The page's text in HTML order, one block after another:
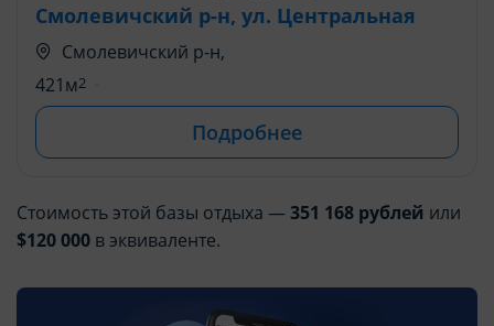
Смолевичский р-н, ул. Центральная
Смолевичский р-н,
421м2
Подробнее
Стоимость этой базы отдыха —351 168 рублей или
$120 000 в эквиваленте.